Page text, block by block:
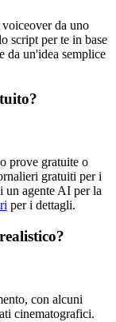
da uno
script per te in base
da un'idea semplice
prove gratuite o
gratuiti per i
un agente AI per la
per i dettagli.
con alcuni
cinematografici.